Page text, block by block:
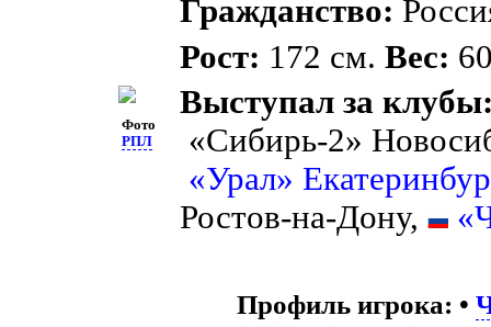
Фото
РПЛ
Гражданство:
Рост: 172 см.Вес:
Выступал за
«Сибирь-2»
«Урал»
Ростов-на-Дону,
Профиль игрока: •